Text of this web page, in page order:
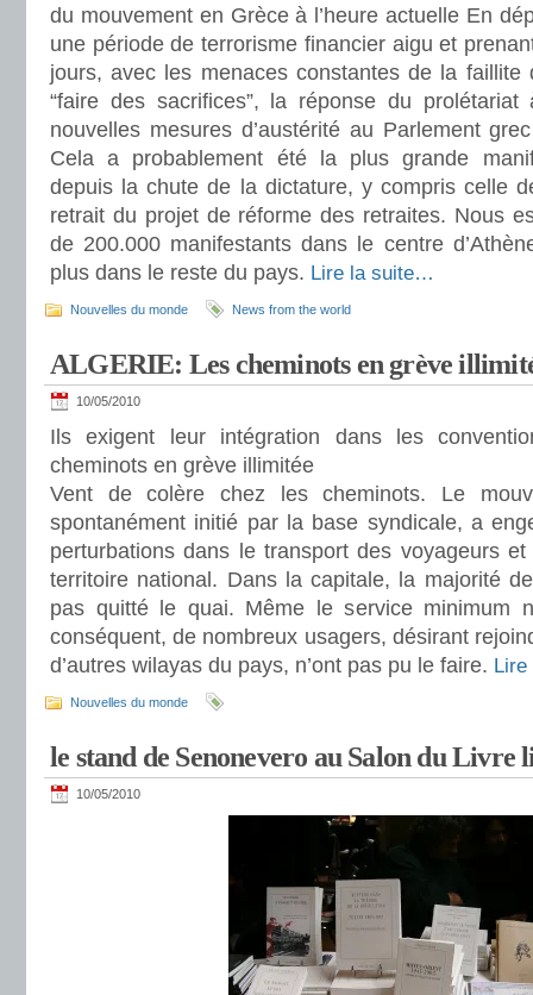
du mouvement en Grèce à l’heure actuelle En
une période de terrorisme financier aigu et
jours, avec les menaces constantes de la faillite
“faire des sacrifices”, la réponse du
nouvelles mesures d’austérité au Parlement
Cela a probablement été la plus grande
depuis la chute de la dictature, y compris celle
retrait du projet de réforme des retraites. Nous
de 200.000 manifestants dans le centre
plus dans le reste du pays. Lire la suite…
Nouvelles du monde News from the world
ALGERIE: Les cheminots en grève
10/05/2010
Ils exigent leur intégration dans les
cheminots en grève illimitée
Vent de colère chez les cheminots. Le
spontanément initié par la base syndicale, a
perturbations dans le transport des voyageurs
territoire national. Dans la capitale, la majorité
pas quitté le quai. Même le service minimum
conséquent, de nombreux usagers, désirant
d’autres wilayas du pays, n’ont pas pu le faire.
Nouvelles du monde
le stand de Senonevero au Salon du Livre
10/05/2010